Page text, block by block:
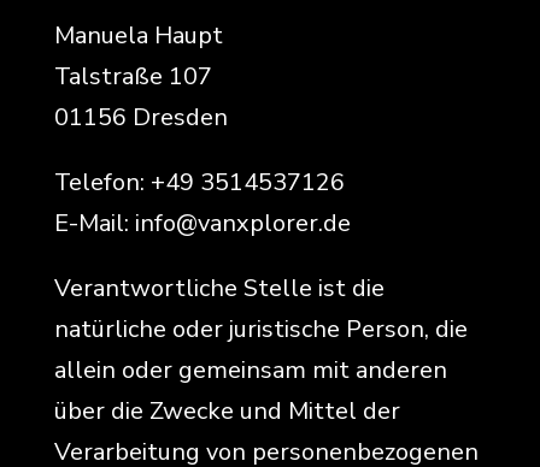
Manuela Haupt
Talstraße 107
01156 Dresden
Telefon: +49 3514537126
E-Mail: info@vanxplorer.de
Verantwortliche Stelle ist die
natürliche oder juristische Person, die
allein oder gemeinsam mit anderen
über die Zwecke und Mittel der
Verarbeitung von personenbezogenen